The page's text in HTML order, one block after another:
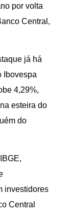
por volta
Central,
já há
Ibovespa
4,29%,
esteira do
do
investidores
Central